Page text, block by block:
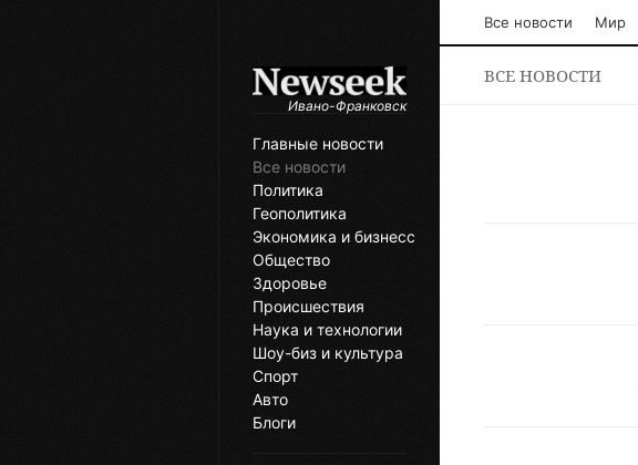
Ивано-Франковск
Главные новости
Все новости
Политика
Геополитика
Экономика и бизнесс
Общество
Здоровье
Происшествия
Наука и технологии
Шоу-биз и культура
Спорт
Авто
Блоги
Все новости Мир
ВСЕ НОВОСТИ